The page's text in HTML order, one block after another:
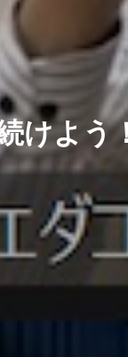
けよ